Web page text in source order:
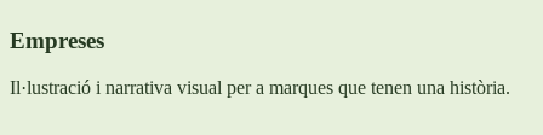
Empreses
Il·lustració i narrativa visual per a marques que tenen una història.